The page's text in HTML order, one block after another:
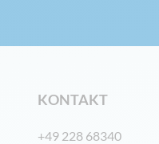
KONTAKT
+49 228 68340